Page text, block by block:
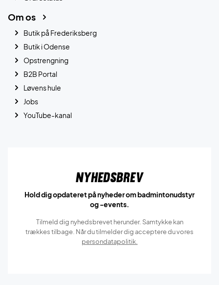
Om os
Butik på Frederiksberg
Butik i Odense
Opstrengning
B2B Portal
Løvens hule
Jobs
YouTube-kanal
Nyhedsbrev
Hold dig opdateret på nyheder om badmintonudstyr
og -events.
Tilmeld dig nyhedsbrevet herunder. Samtykke kan
trækkes tilbage. Når du tilmelder dig acceptere du vores
persondatapolitik.